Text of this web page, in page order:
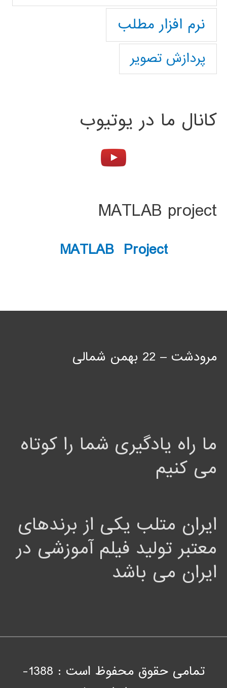
نرم افزار مطلب
پردازش تصویر
کانال ما در یوتیوب
MATLAB project
MATLAB Project
مرودشت – 22 بهمن شمالی
ما راه یادگیری شما را کوتاه
می کنیم
ایران متلب یکی از برندهای
معتبر تولید فیلم آموزشی در
ایران می باشد
تمامی حقوق محفوظ است : 1388-